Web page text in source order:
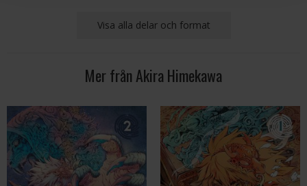
Visa alla delar och format
Mer från Akira Himekawa